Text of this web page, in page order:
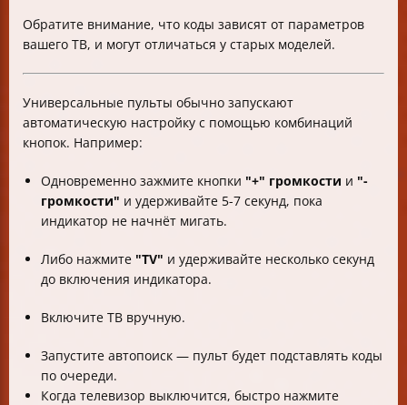
Обратите внимание, что коды зависят от параметров
вашего ТВ, и могут отличаться у старых моделей.
Универсальные пульты обычно запускают
автоматическую настройку с помощью комбинаций
кнопок. Например:
Одновременно зажмите кнопки "+" громкости и "-
громкости" и удерживайте 5-7 секунд, пока
индикатор не начнёт мигать.
Либо нажмите "TV" и удерживайте несколько секунд
до включения индикатора.
Включите ТВ вручную.
Запустите автопоиск — пульт будет подставлять коды
по очереди.
Когда телевизор выключится, быстро нажмите